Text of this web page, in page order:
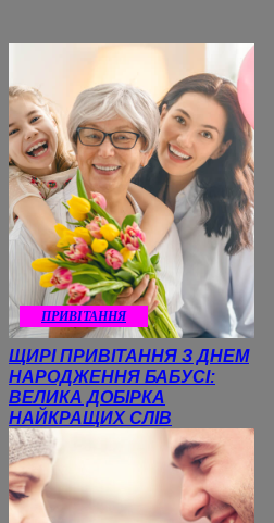
ПРИВІТАННЯ
ЩИРІ ПРИВІТАННЯ З ДНЕМ
НАРОДЖЕННЯ БАБУСІ:
ВЕЛИКА ДОБІРКА
НАЙКРАЩИХ СЛІВ